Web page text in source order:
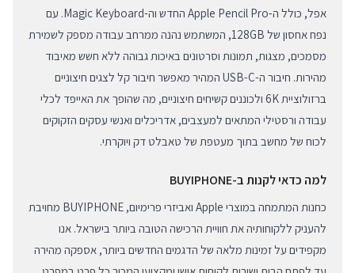
אפל, כולל ה-Apple Pencil Pro החדש וה-Magic Keyboard. עם
נפח אחסון של 128GB, המשתמש נהנה ממרחב עבודה מספק לשמירת
מסמכים, מצגות, תמונות וסרטונים באיכות גבוהה ללא חשש מאיבוד
מהירות. חיבור ה-USB-C המהיר מאפשר חיבור קל לצגים חיצוניים
ברזולוציית 6K ולכוננים קשיחים חיצוניים, מה שהופך את האייפד לכלי
עבודה ורסטילי המתאים למעצבים, אדריכלים ואנשי עסקים הזקוקים
לכוח של מחשב בתוך מעטפת של טאבלט דק ויוקרתי.
למה כדאי לקנות ב-BUYIPHONE
כחנות המתמחה במוצרי Apple ואביזרי פרימיום, BUYIPHONE מחויבת
להעניק ללקוחותיה את חוויית הרכישה הטובה ביותר בישראל. אנו
מקפידים על זמינות מלאה של הדגמים החדשים ביותר, אספקה מהירה